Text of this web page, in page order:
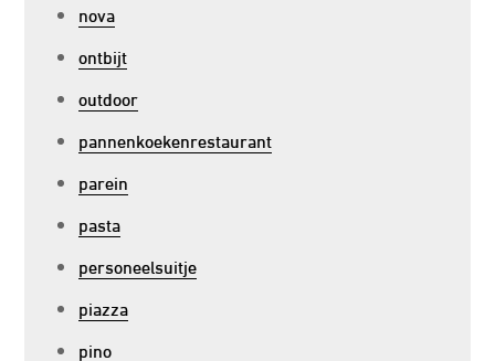
nova
ontbijt
outdoor
pannenkoekenrestaurant
parein
pasta
personeelsuitje
piazza
pino